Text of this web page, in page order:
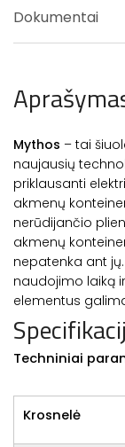
Dokumentai
Mythos – tai
naujausių
priklausanti
akmenų
nerūdijančio
akmenų
nepatenka ant
naudojimo laiką
elementus
Techniniai
Krosnelė